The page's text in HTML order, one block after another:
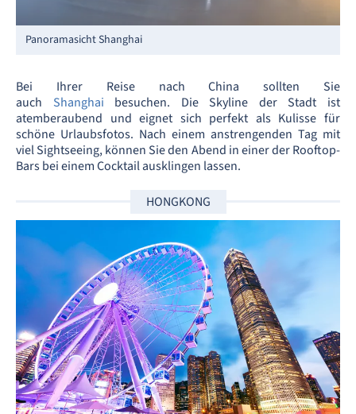
Panoramasicht Shanghai
Bei Ihrer Reise nach China sollten Sie
auch Shanghai besuchen. Die Skyline der Stadt ist
atemberaubend und eignet sich perfekt als Kulisse für
schöne Urlaubsfotos. Nach einem anstrengenden Tag mit
viel Sightseeing, können Sie den Abend in einer der Rooftop-
Bars bei einem Cocktail ausklingen lassen.
HONGKONG